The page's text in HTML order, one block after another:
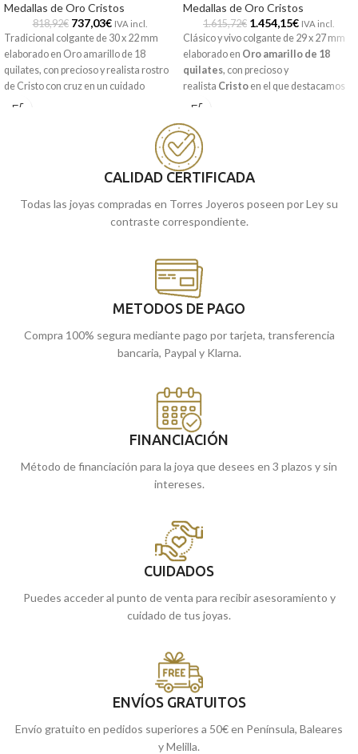
Medallas de Oro Cristos
818,92€ 737,03€ IVA incl.
Tradicional colgante de 30 x 22 mm
elaborado en Oro amarillo de 18
quilates, con precioso y realista rostro
de Cristo con cruz en un cuidado
tallado y atractiva terminación brillo.
tiendas de Málaga y Melilla, o si lo
prefieres, encargándola online te la
Medallas de Oro Cristos
1.615,72€ 1.454,15€ IVA incl.
Clásico y vivo colgante de 29 x 27 mm
elaborado en Oro amarillo de 18
quilates, con precioso y
realista Cristo en el que destacamos
sus minuciosos detalles. Además de
original calados con elementos
florales, que la hacen convertirse en
una joya de categoría. Una pieza
atemporal que llevarás siempre
contigo donde vayas, es por ello que la
encontrarás en Torres Joyeros.
Málaga y Melilla, o cómprala online
y te la enviamos casa.
CALIDAD CERTIFICADA
Todas las joyas compradas en Torres Joyeros poseen por Ley su
contraste correspondiente.
METODOS DE PAGO
Compra 100% segura mediante pago por tarjeta, transferencia
bancaria, Paypal y Klarna.
FINANCIACIÓN
Método de financiación para la joya que desees en 3 plazos y sin
intereses.
CUIDADOS
Puedes acceder al punto de venta para recibir asesoramiento y
cuidado de tus joyas.
ENVÍOS GRATUITOS
Envío gratuito en pedidos superiores a 50€ en Península, Baleares
y Melilla.